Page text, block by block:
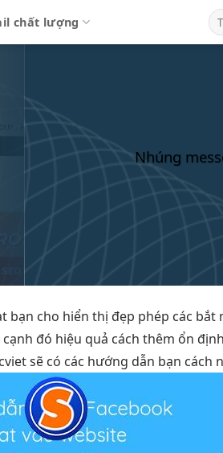
chất lượng
Nhúng
bạn cho hiển thị đẹp phép các bắt
cạnh đó hiệu quả cách thêm ổn định
sẽ có các hướng dẫn bạn cách